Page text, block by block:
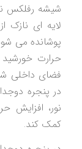
شیشه رفلکس
لایه ای نازک
پوشانده می
حرارت خورشید
فضای داخلی
در پنجره
نور، افزایش
کمک کند.